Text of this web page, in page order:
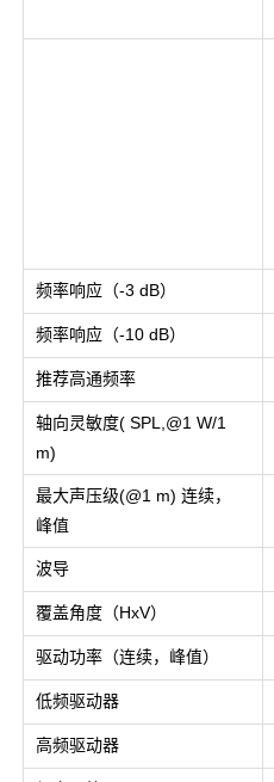
频率响应（-3 dB）
频率响应（-10 dB）
推荐高通频率
轴向灵敏度( SPL,@1 W/1
m)
最大声压级(@1 m) 连续，
峰值
波导
覆盖角度（HxV）
驱动功率（连续，峰值）
低频驱动器
高频驱动器